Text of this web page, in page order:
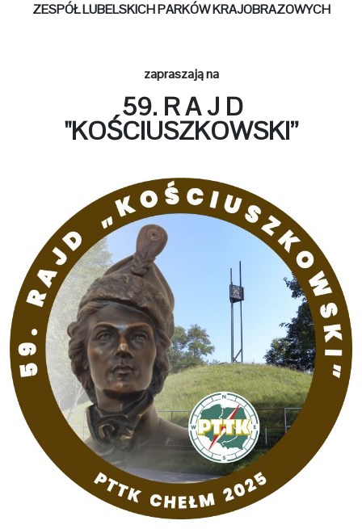
ZESPÓŁ LUBELSKICH PARKÓW KRAJOBRAZOWYCH
zapraszają na
59. R A J D
"KOŚCIUSZKOWSKI”